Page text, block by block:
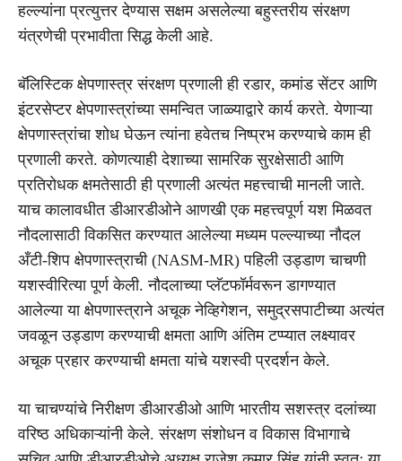
हल्ल्यांना प्रत्युत्तर देण्यास सक्षम असलेल्या बहुस्तरीय संरक्षण
यंत्रणेची प्रभावीता सिद्ध केली आहे.
बॅलिस्टिक क्षेपणास्त्र संरक्षण प्रणाली ही रडार, कमांड सेंटर आणि
इंटरसेप्टर क्षेपणास्त्रांच्या समन्वित जाळ्याद्वारे कार्य करते. येणाऱ्या
क्षेपणास्त्रांचा शोध घेऊन त्यांना हवेतच निष्प्रभ करण्याचे काम ही
प्रणाली करते. कोणत्याही देशाच्या सामरिक सुरक्षेसाठी आणि
प्रतिरोधक क्षमतेसाठी ही प्रणाली अत्यंत महत्त्वाची मानली जाते.
याच कालावधीत डीआरडीओने आणखी एक महत्त्वपूर्ण यश मिळवत
नौदलासाठी विकसित करण्यात आलेल्या मध्यम पल्ल्याच्या नौदल
अँटी-शिप क्षेपणास्त्राची (NASM-MR) पहिली उड्डाण चाचणी
यशस्वीरित्या पूर्ण केली. नौदलाच्या प्लॅटफॉर्मवरून डागण्यात
आलेल्या या क्षेपणास्त्राने अचूक नेव्हिगेशन, समुद्रसपाटीच्या अत्यंत
जवळून उड्डाण करण्याची क्षमता आणि अंतिम टप्प्यात लक्ष्यावर
अचूक प्रहार करण्याची क्षमता यांचे यशस्वी प्रदर्शन केले.
या चाचण्यांचे निरीक्षण डीआरडीओ आणि भारतीय सशस्त्र दलांच्या
वरिष्ठ अधिकाऱ्यांनी केले. संरक्षण संशोधन व विकास विभागाचे